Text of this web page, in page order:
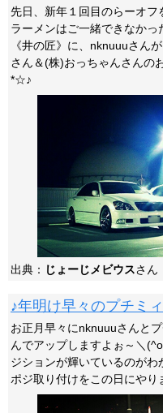
先日、新年１回目のらーオ
ラーメンはご一緒できなか
《井の匠》に、nknuuuさん
さん＆(株)おっちゃんさん
*☆♪
出典： じょーじメビウスさん
♪年明け早々のプチミ
お正月早々にnknuuuさんと
んでアップしますよぉ～＼
ジションが輝いているのが
ポジ取り付けをこの日にやり